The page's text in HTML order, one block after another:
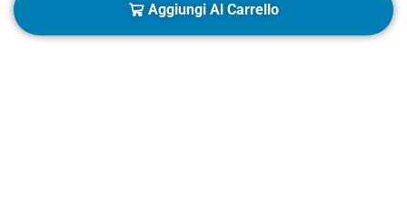
Aggiungi Al Carrello